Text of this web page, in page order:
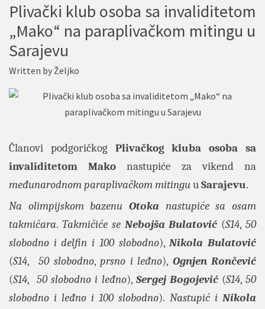
Plivački klub osoba sa invaliditetom
„Mako“ na paraplivačkom mitingu u
Sarajevu
Written byŽeljko
Članovi podgoričkog Plivačkog kluba osoba sa
invaliditetom Mako nastupiće za vikend na
međunarodnom paraplivačkom mitinguuSarajevu.
Na olimpijskom bazenu Otoka nastupiće sa osam
takmičara. Takmičiće se Nebojša Bulatović (S14,50
slobodno i delfin i 100 slobodno),Nikola Bulatović
(S14, 50 slobodno, prsno i leđno), Ognjen Rončević
(S14,50 slobodno i leđno), Sergej Bogojević(S14,50
slobodno i leđno i 100 slobodno). Nastupić i Nikola